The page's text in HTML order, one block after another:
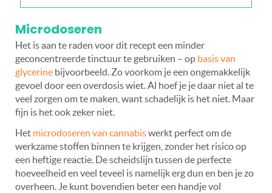
Microdoseren
Het is aan te raden voor dit recept een minder
geconcentreerde tinctuur te gebruiken – op basis van
glycerine bijvoorbeeld. Zo voorkom je een ongemakkelijk
gevoel door een overdosis wiet. Al hoef je je daar niet al te
veel zorgen om te maken, want schadelijk is het niet. Maar
fijn is het ook zeker niet.
Het microdoseren van cannabiswerkt perfect om de
werkzame stoffen binnen te krijgen, zonder het risico op
een heftige reactie. De scheidslijn tussen de perfecte
hoeveelheid en veel teveel is namelijk erg dun en ben je zo
overheen. Je kunt bovendien beter een handje vol